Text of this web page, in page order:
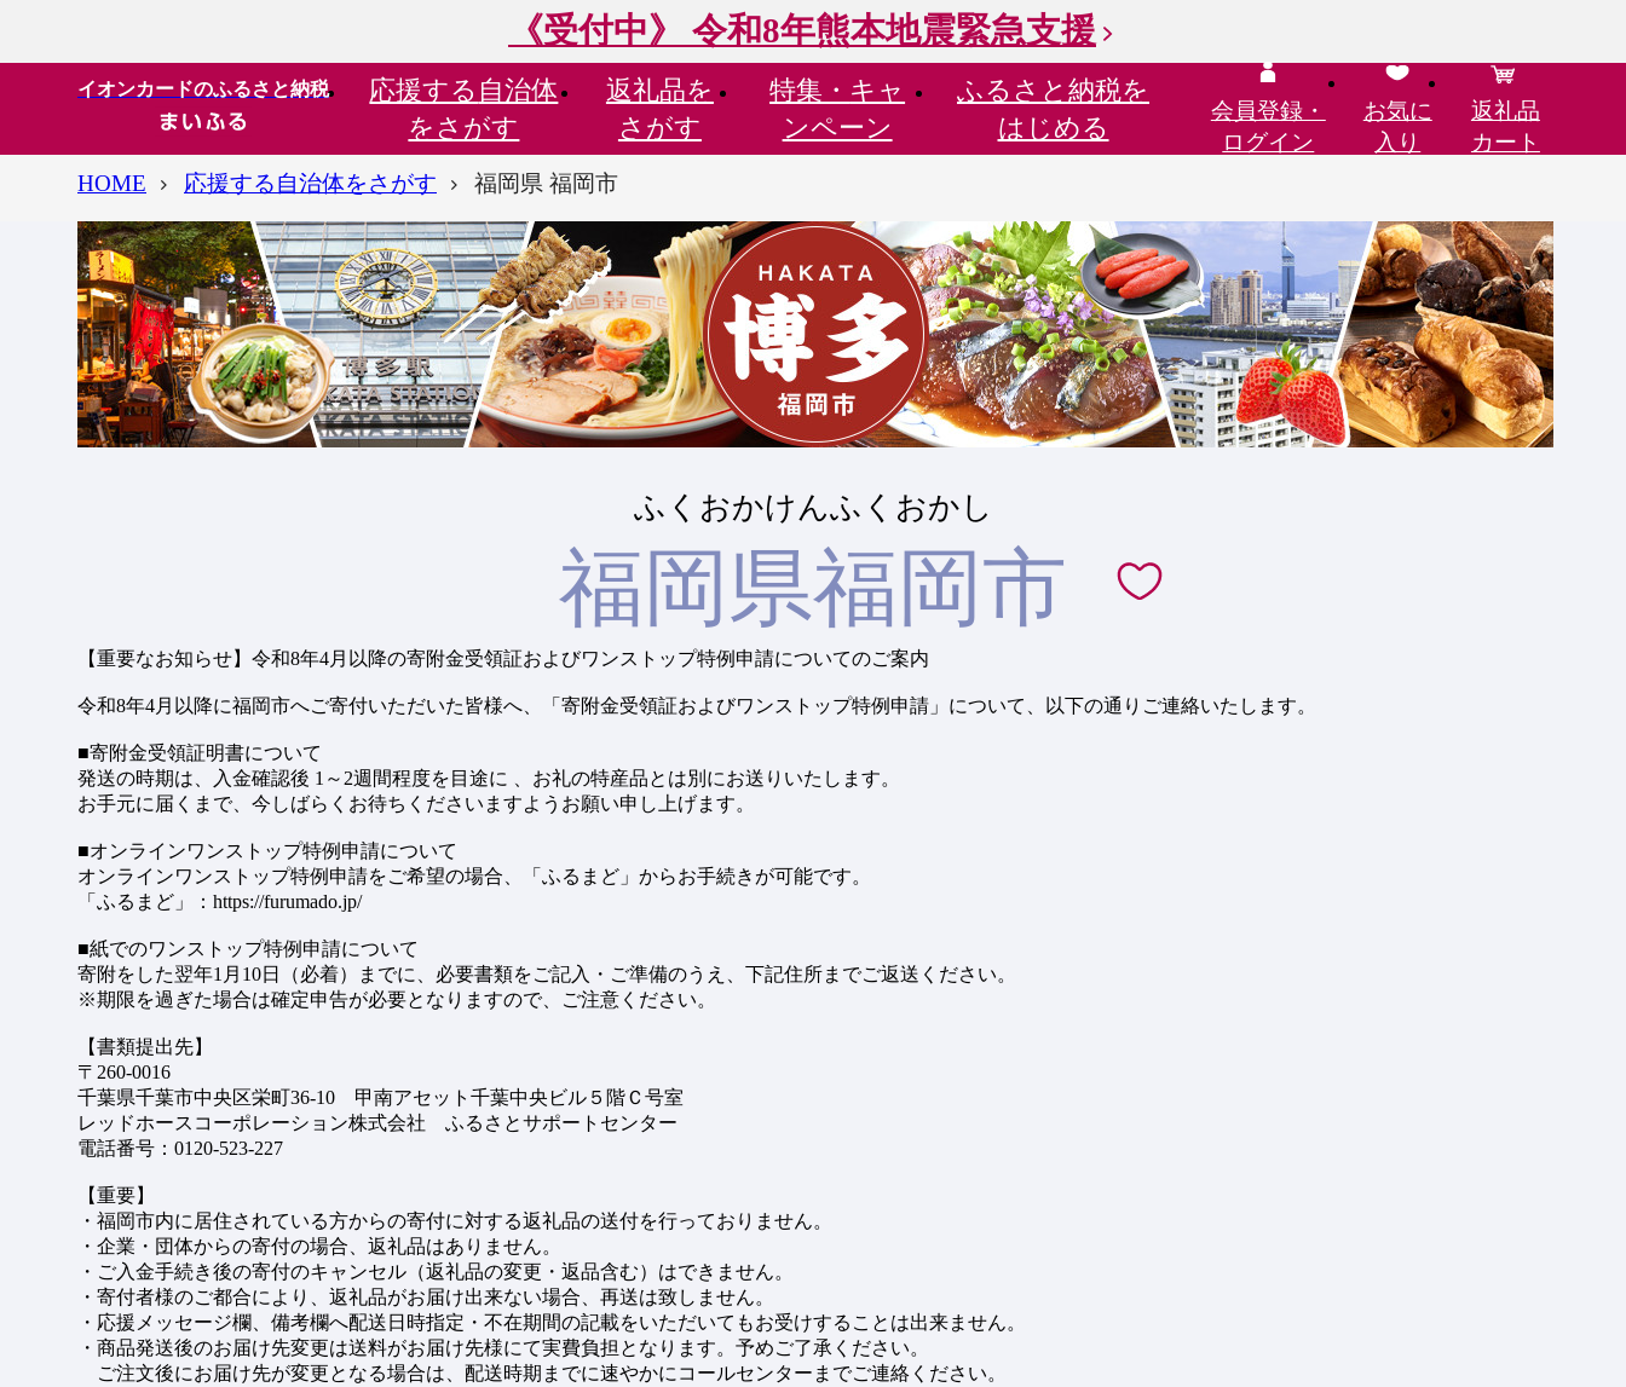
《受付中》 令和8年熊本地震緊急支援
イオンカードのふるさと納税 応援する 自治体
をさがす
返礼品を
さがす
特集・ キャ
ンペーン
ふるさと納税を
はじめる
会員登録・
ログイン
お気に
入り
返礼品
カート
HOME
応援する自治体をさがす 福岡県 福岡市
ふくおかけんふくおかし
福岡県福岡市
【重要なお知らせ】令和8年4月以降の寄附金受領証およびワンストップ特例申請についてのご案内
令和8年4月以降に福岡市へご寄付いただいた皆様へ、「寄附金受領証およびワンストップ特例申請」について、以下の通りご連絡いたします。
■寄附金受領証明書について
発送の時期は、入金確認後 1～2週間程度を目途に 、お礼の特産品とは別にお送りいたします。
お手元に届くまで、今しばらくお待ちくださいますようお願い申し上げます。
■オンラインワンストップ特例申請について
オンラインワンストップ特例申請をご希望の場合、「ふるまど」からお手続きが可能です。
「ふるまど」：https://furumado.jp/
■紙でのワンストップ特例申請について
寄附をした翌年1月10日（必着）までに、必要書類をご記入・ご準備のうえ、下記住所までご返送ください。
※期限を過ぎた場合は確定申告が必要となりますので、ご注意ください。
【書類提出先】
〒260-0016
千葉県千葉市中央区栄町36-10 甲南アセット千葉中央ビル５階Ｃ号室
レッドホースコーポレーション株式会社 ふるさとサポートセンター
電話番号：0120-523-227
【重要】
・福岡市内に居住されている方からの寄付に対する返礼品の送付を行っておりません。
・企業・団体からの寄付の場合、返礼品はありません。
・ご入金手続き後の寄付のキャンセル（返礼品の変更・返品含む）はできません。
・寄付者様のご都合により、返礼品がお届け出来ない場合、再送は致しません。
・応援メッセージ欄、備考欄へ配送日時指定・不在期間の記載をいただいてもお受けすることは出来ません。
・商品発送後のお届け先変更は送料がお届け先様にて実費負担となります。予めご了承ください。
ご注文後にお届け先が変更となる場合は、配送時期までに速やかにコールセンターまでご連絡ください。